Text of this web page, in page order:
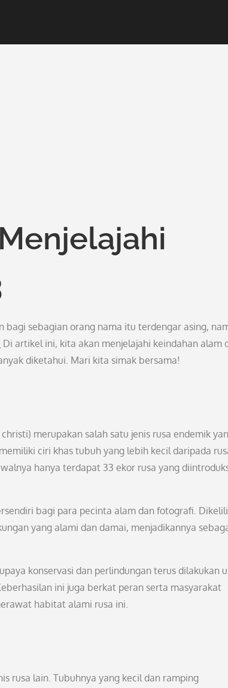
bagi sebagian orang nama itu terdengar asing,
Di artikel ini, kita akan menjelajahi keindahan alam
diketahui. Mari kita simak bersama!
merupakan salah satu jenis rusa endemik
ciri khas tubuh yang lebih kecil daripada
hanya terdapat 33 ekor rusa yang
bagi para pecinta alam dan fotografi.
yang alami dan damai, menjadikannya
konservasi dan perlindungan terus dilakukan
ini juga berkat peran serta masyarakat
habitat alami rusa ini.
rusa lain. Tubuhnya yang kecil dan ramping